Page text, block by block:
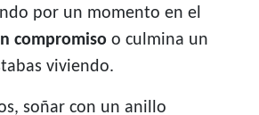
por un momento en el
compromiso o culmina un
viviendo.
soñar con un anillo